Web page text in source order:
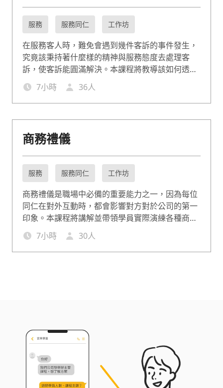
服務 服務同仁 工作坊
在服務客人時，難免會遇到幾件客訴的事件發生，
究竟該秉持著什麼樣的精神與服務態度去處理客
訴，使客訴能圓滿解決。本課程將教導該如何透過
正確的服務顧客心態與處理原則技巧與作業流程，
能讓客訴危機轉變為正向結果，使顧客對於服務品
質留下深刻印象。
7小時 36人
商務禮儀
服務 服務同仁 工作坊
商務禮儀是職場中必備的重要能力之一，因為每位
同仁在對外互動時，都會影響對方對於公司的第一
印象。本課程將講解並帶領學員實際演練各種商務
場合下的應對技巧，包括商務場合上的握手、換名
片、走路儀態、乘車禮儀等。透過商務禮儀課程，
學員將學習如何展現專業儀容與姿態，提升在內部
7小時 30人